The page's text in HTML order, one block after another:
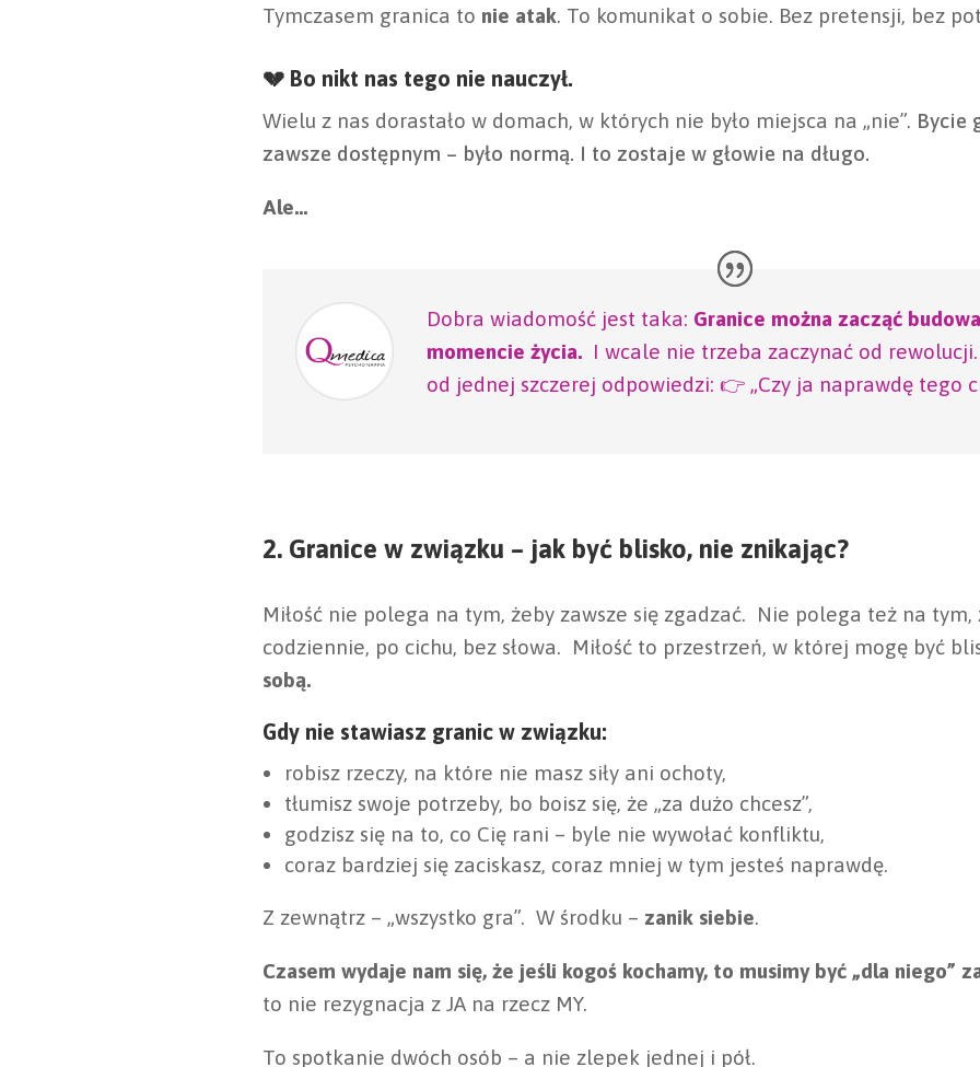
Tymczasem granica to nie atak. To komunikat o sobie. Bez pretensji, bez
💔 Bo nikt nas tego nie nauczył.
Wielu z nas dorastało w domach, w których nie było miejsca na „nie”. Bycie
zawsze dostępnym – było normą. I to zostaje w głowie na długo.
Ale…
Dobra wiadomość jest taka: Granice można zacząć
momencie życia. I wcale nie trzeba zaczynać od
od jednej szczerej odpowiedzi: 👉 „Czy ja naprawdę tego
2. Granice w związku – jak być blisko, nie znikając?
Miłość nie polega na tym, żeby zawsze się zgadzać. Nie polega też na tym,
codziennie, po cichu, bez słowa. Miłość to przestrzeń, w której mogę być
sobą.
Gdy nie stawiasz granic w związku:
robisz rzeczy, na które nie masz siły ani ochoty,
tłumisz swoje potrzeby, bo boisz się, że „za dużo chcesz”,
godzisz się na to, co Cię rani – byle nie wywołać konfliktu,
coraz bardziej się zaciskasz, coraz mniej w tym jesteś naprawdę.
Z zewnątrz – „wszystko gra”. W środku – zanik siebie.
Czasem wydaje nam się, że jeśli kogoś kochamy, to musimy być „dla niego”
to nie rezygnacja z JA na rzecz MY.
To spotkanie dwóch osób – a nie zlepek jednej i pół.